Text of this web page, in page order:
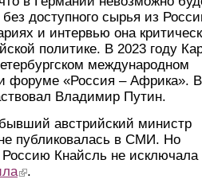
доступного сырья из
и интервью она
политике. В 2023 году
международном
форуме «Россия – Африка». В
Владимир Путин.
австрийский министр
публиковалась в СМИ. Но
Россию Кнайсль не исключала
(link is external)
.